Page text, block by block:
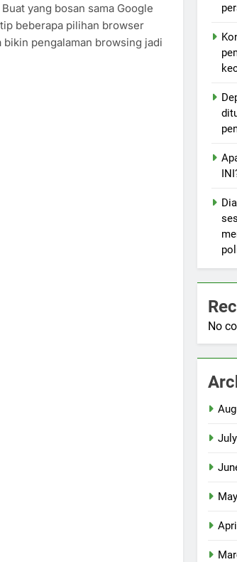
yang bosan sama Google
beberapa pilihan browser
pengalaman browsing jadi
No